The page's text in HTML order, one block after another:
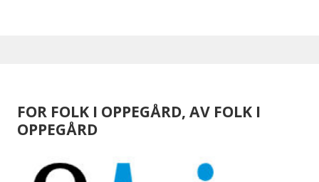
FOR FOLK I OPPEGÅRD, AV FOLK I
OPPEGÅRD